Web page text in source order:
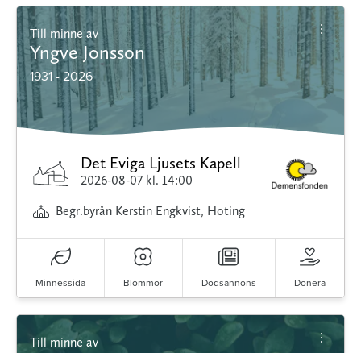
Till minne av
Yngve Jonsson
1931 - 2026
Det Eviga Ljusets Kapell
2026-08-07 kl. 14:00
Begr.byrån Kerstin Engkvist, Hoting
Minnessida Blommor Dödsannons Donera
Till minne av